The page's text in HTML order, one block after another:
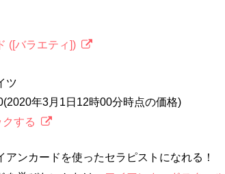
([バラエティ])
ツ
年3月1日12時00分時点の価格)
する
アンカードを使ったセラピストになれる！